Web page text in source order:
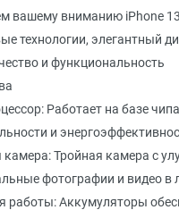
вашему вниманию iPhone
технологии, элегантный
и функциональность
Работает на базе
и
камера: Тройная камера с
фотографии и видео в
работы: Аккумуляторы